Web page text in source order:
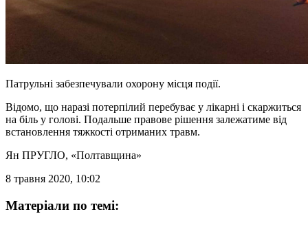
Патрульні забезпечували охорону місця події.
Відомо, що наразі потерпілий перебуває у лікарні і скаржиться
на біль у голові. Подальше правове рішення залежатиме від
встановлення тяжкості отриманих травм.
Ян ПРУГЛО, «Полтавщина»
8 травня 2020, 10:02
Матеріали по темі: